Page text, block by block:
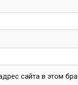
сайта в этом